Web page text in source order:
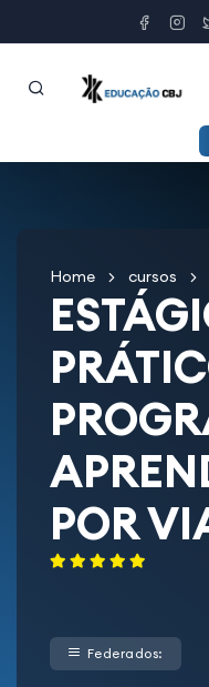
Home cursos
POR
Federados: